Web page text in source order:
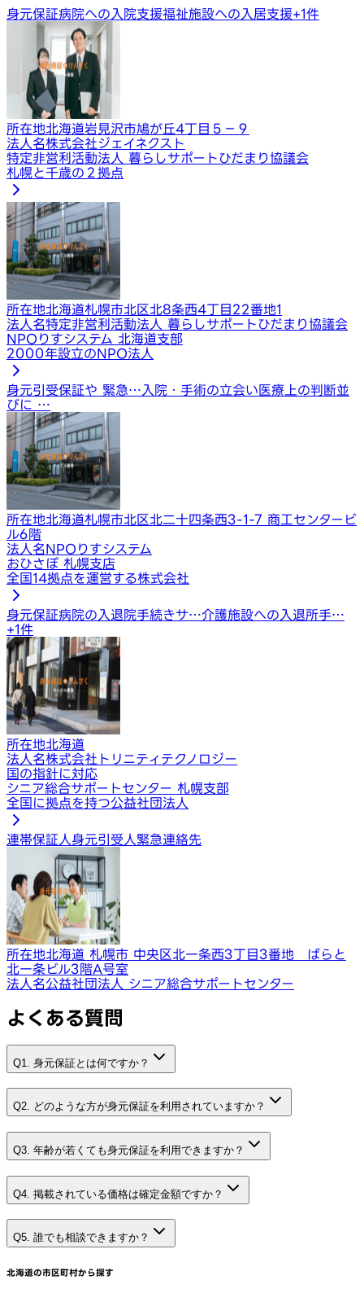
身元保証病院への入院支援福祉施設への入居支援+1件
所在地北海道岩見沢市鳩が丘4丁目５−９
法人名株式会社ジェイネクスト
特定非営利活動法人 暮らしサポートひだまり協議会
札幌と千歳の２拠点
所在地北海道札幌市北区北8条西4丁目22番地1
法人名特定非営利活動法人 暮らしサポートひだまり協議会
NPOりすシステム 北海道支部
2000年設立のNPO法人
身元引受保証や 緊急… 入院・手術の立会い医療上の判断並
びに …
所在地北海道札幌市北区北二十四条西3-1-7 商工センタービ
ル6階
法人名NPOりすシステム
おひさぽ 札幌支店
全国14拠点を運営する株式会社
身元保証病院の入退院手続きサ…介護施設への入退所手…
+1件
所在地北海道
法人名株式会社トリニティテクノロジー
国の指針に対応
シニア総合サポートセンター 札幌支部
全国に拠点を持つ公益社団法人
連帯保証人身元引受人緊急連絡先
所在地北海道 札幌市 中央区北一条西3丁目3番地 ばらと
北一条ビル3階A号室
法人名公益社団法人 シニア総合サポートセンター
よくある質問
Q1. 身元保証とは何ですか？
Q2. どのような方が身元保証を利用されていますか？
Q3. 年齢が若くても身元保証を利用できますか？
Q4. 掲載されている価格は確定金額ですか？
Q5. 誰でも相談できますか？
北海道の市区町村から探す